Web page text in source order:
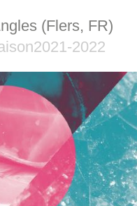
(Flers, FR)
2022